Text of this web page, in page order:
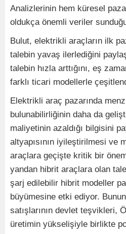
Analizlerinin hem küresel
oldukça önemli veriler
Bulut, elektrikli araçların ilk
talebin yavaş ilerlediğini
talebin hızla arttığını, eş
farklı ticari modellerle
Elektrikli araç pazarında
bulunabilirliğinin daha da
maliyetinin azaldığı bilgisini
altyapısının iyileştirilmesi ve
araçlara geçişte kritik bir
yandan hibrit araçlara olan
şarj edilebilir hibrit modeller
büyümesine etki ediyor.
satışlarının devlet teşvikleri,
üretimin yükselişiyle birlikte